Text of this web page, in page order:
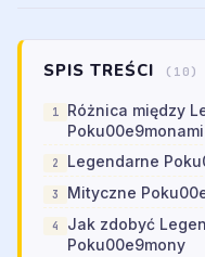
SPIS TREŚCI (10)
Różnica między
Poku00e9monami
Legendarne
Mityczne
Jak zdobyć
Poku00e9mony